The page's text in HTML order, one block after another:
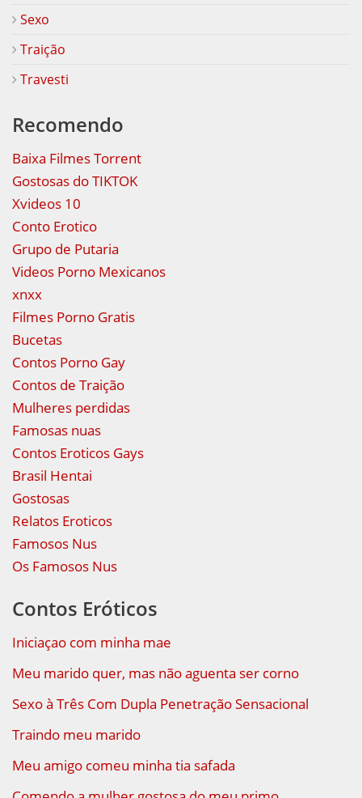
Sexo
Traição
Travesti
Recomendo
Baixa Filmes Torrent
Gostosas do TIKTOK
Xvideos 10
Conto Erotico
Grupo de Putaria
Videos Porno Mexicanos
xnxx
Filmes Porno Gratis
Bucetas
Contos Porno Gay
Contos de Traição
Mulheres perdidas
Famosas nuas
Contos Eroticos Gays
Brasil Hentai
Gostosas
Relatos Eroticos
Famosos Nus
Os Famosos Nus
Contos Eróticos
Iniciaçao com minha mae
Meu marido quer, mas não aguenta ser corno
Sexo à Três Com Dupla Penetração Sensacional
Traindo meu marido
Meu amigo comeu minha tia safada